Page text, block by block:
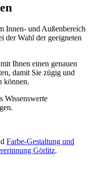
Innen- und Außenbereich
der Wahl der geeigneten
Ihnen einen genauen
damit Sie zügig und
können.
Wissenswerte
Farbe-Gestaltung und
Görlitz.